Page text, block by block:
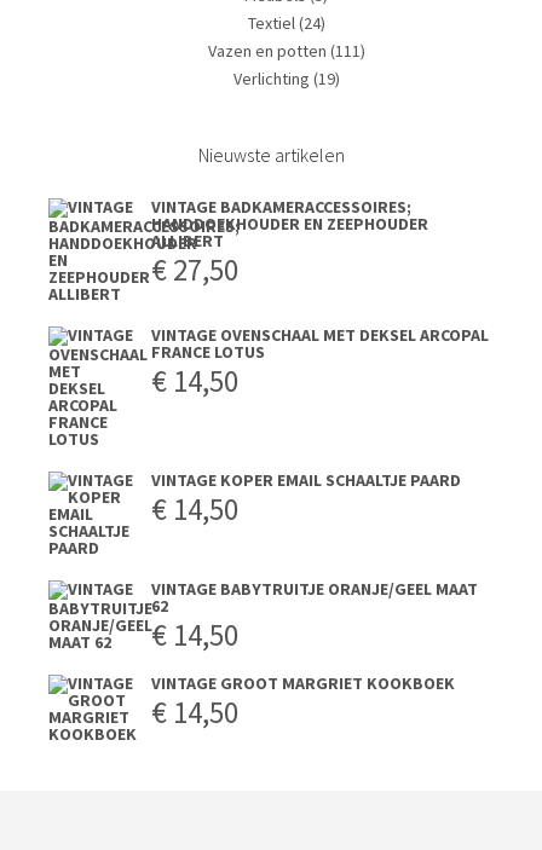
Textiel(24)
Vazen en potten (111)
Verlichting (19)
Nieuwste artikelen
VINTAGE BADKAMERACCESSOIRES;
HANDDOEKHOUDER EN ZEEPHOUDER
ALLIBERT
€27,50
VINTAGE OVENSCHAAL MET DEKSEL ARCOPAL
FRANCE LOTUS
€ 14,50
VINTAGE KOPER EMAIL SCHAALTJE PAARD
€ 14,50
VINTAGE BABYTRUITJE ORANJE/GEEL MAAT
62
€ 14,50
VINTAGE GROOT MARGRIET KOOKBOEK
€ 14,50